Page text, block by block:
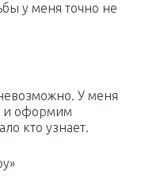
у меня точно не
У меня
и оформим
кто узнает.